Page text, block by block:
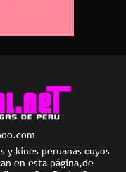
y kines peruanas cuyos
en esta página,de